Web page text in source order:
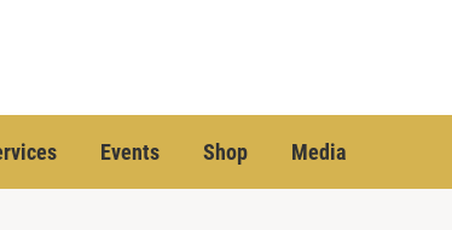
Events Shop Media